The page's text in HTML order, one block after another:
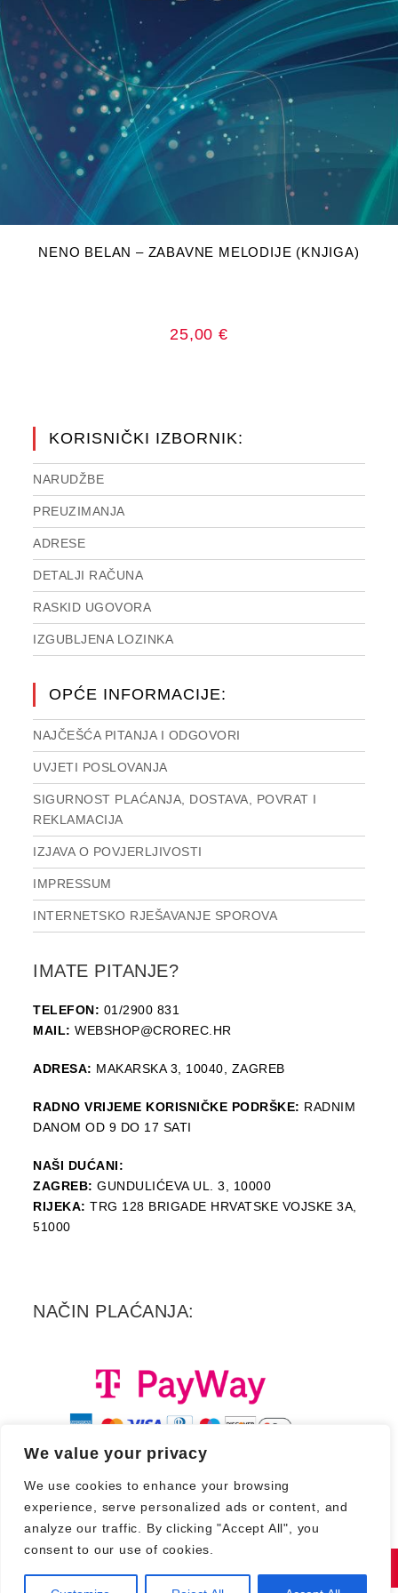
We value your privacy
We use cookies to enhance your browsing
experience, serve personalized ads or content, and
analyze our traffic. By clicking "Accept All", you
consent to our use of cookies.
NENO BELAN – ZABAVNE MELODIJE (KNJIGA)
25,00 €
KORISNIČKI IZBORNIK:
NARUDŽBE
PREUZIMANJA
ADRESE
DETALJI RAČUNA
RASKID UGOVORA
IZGUBLJENA LOZINKA
OPĆE INFORMACIJE:
NAJČEŠĆA PITANJA I ODGOVORI
UVJETI POSLOVANJA
SIGURNOST PLAĆANJA, DOSTAVA, POVRAT I
REKLAMACIJA
IZJAVA O POVJERLJIVOSTI
IMPRESSUM
INTERNETSKO RJEŠAVANJE SPOROVA
IMATE PITANJE?
TELEFON: 01/2900 831
MAIL: WEBSHOP@CROREC.HR
ADRESA: MAKARSKA 3, 10040, ZAGREB
RADNO VRIJEME KORISNIČKE PODRŠKE: RADNIM
DANOM OD 9 DO 17 SATI
NAŠI DUĆANI:
ZAGREB: GUNDULIĆEVA UL. 3, 10000
RIJEKA: TRG 128 BRIGADE HRVATSKE VOJSKE 3A,
51000
NAČIN PLAĆANJA: